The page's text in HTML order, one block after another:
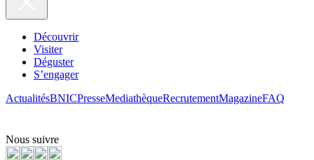
Découvrir
Visiter
Déguster
S’engager
ActualitésBNICPresseMediathèqueRecrutementMagazineFAQ
Nous suivre